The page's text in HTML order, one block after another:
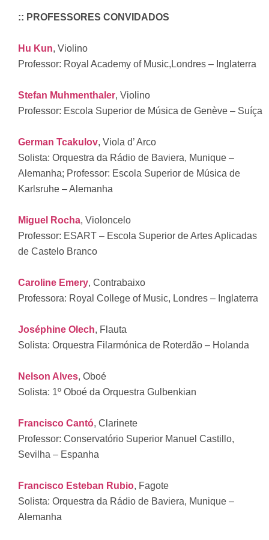
:: PROFESSORES CONVIDADOS
Hu Kun, Violino
Professor: Royal Academy of Music,Londres – Inglaterra
Stefan Muhmenthaler, Violino
Professor: Escola Superior de Música de Genève – Suíça
German Tcakulov, Viola d’ Arco
Solista: Orquestra da Rádio de Baviera, Munique –
Alemanha; Professor: Escola Superior de Música de
Karlsruhe – Alemanha
Miguel Rocha, Violoncelo
Professor: ESART – Escola Superior de Artes Aplicadas
de Castelo Branco
Caroline Emery, Contrabaixo
Professora: Royal College of Music, Londres – Inglaterra
Joséphine Olech, Flauta
Solista: Orquestra Filarmónica de Roterdão – Holanda
Nelson Alves, Oboé
Solista: 1º Oboé da Orquestra Gulbenkian
Francisco Cantó, Clarinete
Professor: Conservatório Superior Manuel Castillo,
Sevilha – Espanha
Francisco Esteban Rubio, Fagote
Solista: Orquestra da Rádio de Baviera, Munique –
Alemanha